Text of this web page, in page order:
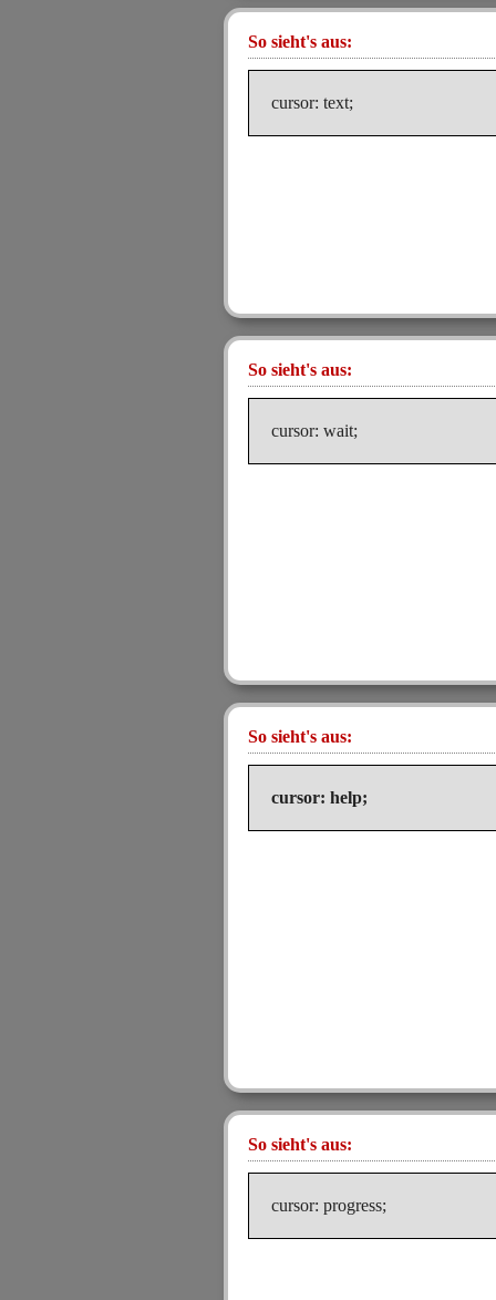
So sieht's aus:
cursor: text;
So sieht's aus:
cursor: wait;
So sieht's aus:
cursor: help;
So sieht's aus:
cursor: progress;